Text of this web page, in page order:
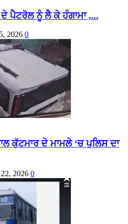
ਪੈਟਰੋਲ ਨੂੰ ਲੈ ਕੇ ਹੰਗਾਮਾ ,...
2026 0
ਕੁੱਟਮਾਰ ਦੇ ਮਾਮਲੇ ‘ਚ ਪੁਲਿਸ ਦਾ
2026 0